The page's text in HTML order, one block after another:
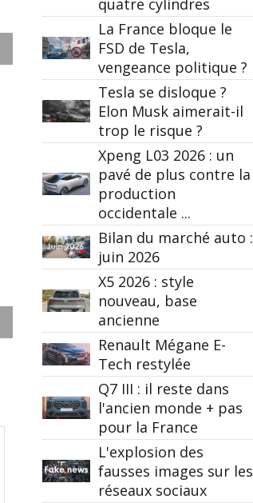
quatre cylindres
La France bloque le
FSD de Tesla,
vengeance politique ?
Tesla se disloque ?
Elon Musk aimerait-il
trop le risque ?
Xpeng L03 2026 : un
pavé de plus contre la
production
occidentale ...
Bilan du marché auto :
juin 2026
X5 2026 : style
nouveau, base
ancienne
Renault Mégane E-
Tech restylée
Q7 III : il reste dans
l'ancien monde + pas
pour la France
L'explosion des
fausses images sur les
réseaux sociaux